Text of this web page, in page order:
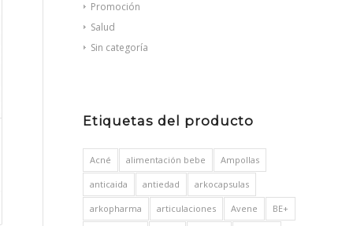
Promoción
Salud
Sin categoría
Etiquetas del producto
Acné alimentación bebe Ampollas
anticaida antiedad arkocapsulas
arkopharma articulaciones Avene BE+